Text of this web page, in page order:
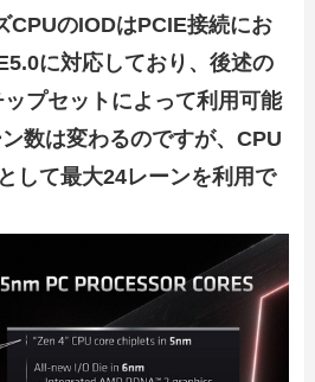
CPUのIODはPCIE接続にお
に対応しており、後述の
プセットによって利用可能
数は変わるのですが、CPU
して最大24レーンを利用で